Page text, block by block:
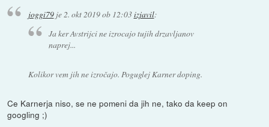
joggi79je 2. okt 2019 ob 12:03izjavil:
Ja ker Avstrijci ne izrocajo tujih drzavljanov
naprej...
Kolikor vem jih ne izročajo. Poguglej Karner doping.
Ce Karnerja niso, se ne pomeni da jih ne, tako da keep on
googling ;)